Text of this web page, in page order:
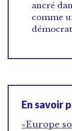
ancré
comme
En savoir
«Europe